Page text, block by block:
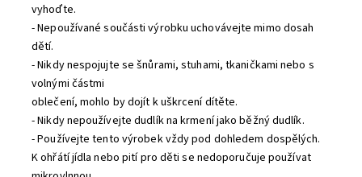
vyhoďte.
- Nepoužívané součásti výrobku uchovávejte mimo dosah
dětí.
- Nikdy nespojujte se šnůrami, stuhami, tkaničkami nebo s
volnými částmi
oblečení, mohlo by dojít k uškrcení dítěte.
- Nikdy nepoužívejte dudlík na krmení jako běžný dudlík.
- Používejte tento výrobek vždy pod dohledem dospělých.
K ohřátí jídla nebo pití pro děti se nedoporučuje používat